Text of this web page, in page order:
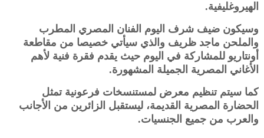
الهيروغليفية.
وسيكون ضيف شرف اليوم الفنان المصري المطرب
والملحن ماجد ظريف والذي سيأتي خصيصا من مقاطعة
أونتاريو للمشاركة في اليوم حيث يقدم فقرة فنية لأهم
الأغاني المصرية الجميلة المشهورة.
كما سيتم تنظيم معرض لمستنسخات فرعونية تمثل
الحضارة المصرية القديمة، ليستقبل الزائرين من الأجانب
والعرب من جميع الجنسيات.